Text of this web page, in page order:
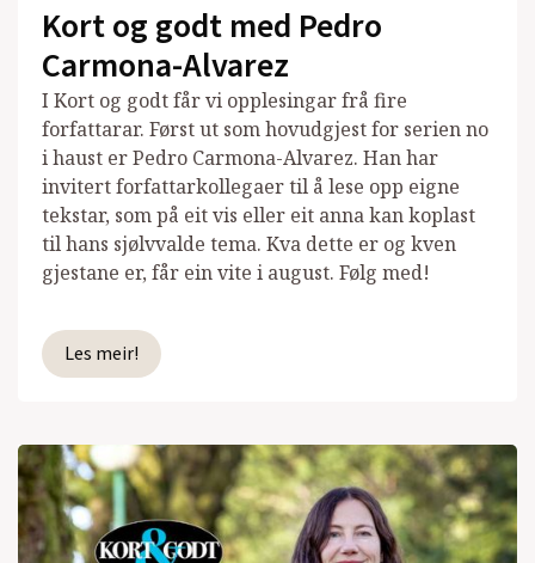
Kort og godt med Pedro
Carmona-Alvarez
I Kort og godt får vi opplesingar frå fire
forfattarar. Først ut som hovudgjest for serien no
i haust er Pedro Carmona-Alvarez. Han har
invitert forfattarkollegaer til å lese opp eigne
tekstar, som på eit vis eller eit anna kan koplast
til hans sjølvvalde tema. Kva dette er og kven
gjestane er, får ein vite i august. Følg med!
Les meir!